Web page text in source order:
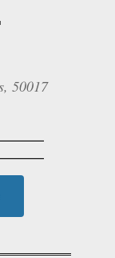
50017